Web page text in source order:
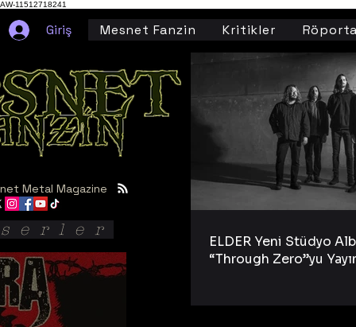
AW-11512718241
Giriş Mesnet Fanzin Kritikler
Metal Magazine
ELDER Yeni Stüdyo
“Through Zero”yu